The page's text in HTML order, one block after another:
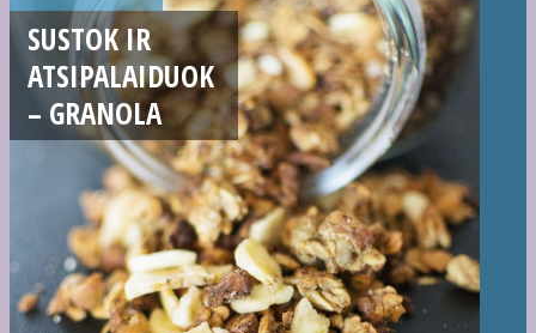
SUSTOK IR
ATSIPALAIDUOK
– GRANOLA